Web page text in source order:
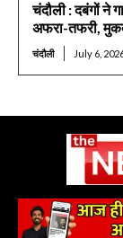
चंदौली : दबंगों ने
अफरा-तफरी,
चंदौली July 6,